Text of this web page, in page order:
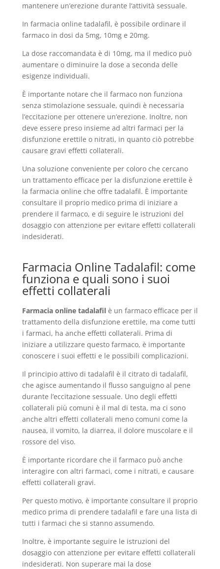
mantenere un’erezione durante l’attività sessuale.
In farmacia online tadalafil, è possibile ordinare il
farmaco in dosi da 5mg, 10mg e 20mg.
La dose raccomandata è di 10mg, ma il medico può
aumentare o diminuire la dose a seconda delle
esigenze individuali.
È importante notare che il farmaco non funziona
senza stimolazione sessuale, quindi è necessaria
l’eccitazione per ottenere un’erezione. Inoltre, non
deve essere preso insieme ad altri farmaci per la
disfunzione erettile o nitrati, in quanto ciò potrebbe
causare gravi effetti collaterali.
Una soluzione conveniente per coloro che cercano
un trattamento efficace per la disfunzione erettile è
la farmacia online che offre tadalafil. È importante
consultare il proprio medico prima di iniziare a
prendere il farmaco, e di seguire le istruzioni del
dosaggio con attenzione per evitare effetti collaterali
indesiderati.
Farmacia Online Tadalafil: come
funziona e quali sono i suoi
effetti collaterali
Farmacia online tadalafilè un farmaco efficace per il
trattamento della disfunzione erettile, ma come tutti
i farmaci, ha anche effetti collaterali. Prima di
iniziare a utilizzare questo farmaco, è importante
conoscere i suoi effetti e le possibili complicazioni.
Il principio attivo di tadalafil è il citrato di tadalafil,
che agisce aumentando il flusso sanguigno al pene
durante l’eccitazione sessuale. Uno degli effetti
collaterali più comuni è il mal di testa, ma ci sono
anche altri effetti collaterali meno comuni come la
nausea, il vomito, la diarrea, il dolore muscolare e il
rossore del viso.
È importante ricordare che il farmaco può anche
interagire con altri farmaci, come i nitrati, e causare
effetti collaterali gravi.
Per questo motivo, è importante consultare il proprio
medico prima di prendere tadalafil e fare una lista di
tutti i farmaci che si stanno assumendo.
Inoltre, è importante seguire le istruzioni del
dosaggio con attenzione per evitare effetti collaterali
indesiderati. Non superare mai la dose